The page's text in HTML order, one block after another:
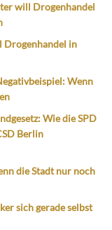
will Drogenhandel
Drogenhandel in
Wenn
Wie die SPD
Berlin
die Stadt nur noch
sich gerade selbst